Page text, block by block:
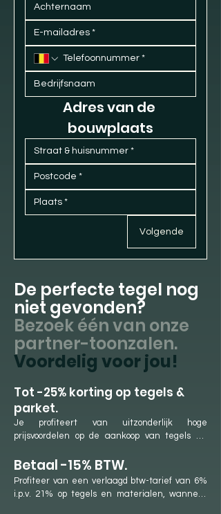
Adres van de
bouwplaats
Volgende
De perfecte tegel nog
niet gevonden?
Bezoek één van onze
partner-toonzalen.
Voordelig voor jou!
​Tot -25% korting op tegels &
parket.
Je profiteert van uitzonderlijk hoge
prijsvoordelen op de aankoop van tegels en
samenwerkingen met onze partner-
showrooms en ons jaarlijkse aankoopvolume.
We genieten hierdoor van lage aankoopprijzen
en hoge kortingen, die we rechtstreeks
Betaal -15% BTW.
Profiteer van een verlaagd btw-tarief van 6%
i.p.v. 21% op tegels en materialen, wanneer